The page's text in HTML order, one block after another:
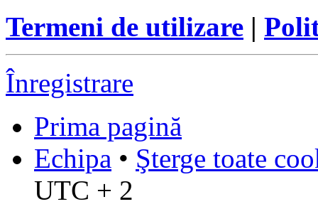
Termeni de utilizare |
Înregistrare
Prima pagină
Echipa • Şterge toate
UTC + 2